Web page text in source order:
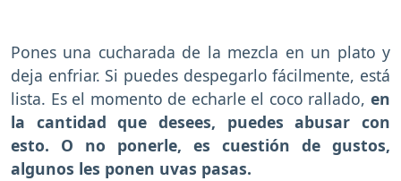
Pones una cucharada de la mezcla en un plato y
deja enfriar. Si puedes despegarlo fácilmente, está
lista. Es el momento de echarle el coco rallado, en
la cantidad que desees, puedes abusar con
esto. O no ponerle, es cuestión de gustos,
algunos les ponen uvas pasas.